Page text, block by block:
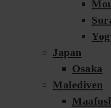
Japan
Osaka
Malediven